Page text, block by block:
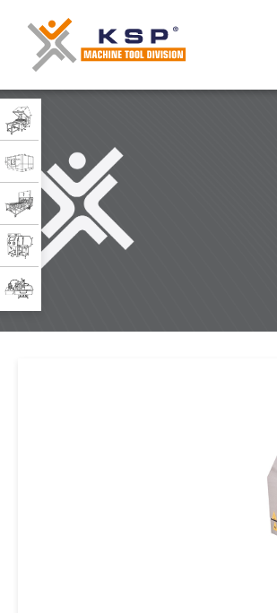
Zuverlässigkeit, Technologie und
in der industriellen Reinigung.
PRODUKTGRUPPEN
» Industrielle
» Weitere Maschinen
Alle Rechte vorbehalten. Sämtliche auf dieser
gehören der KSP Machine, und eine unbefugte